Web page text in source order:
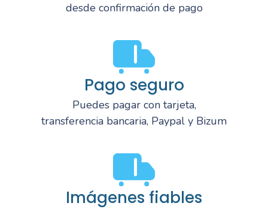
desde confirmación de pago
Pago seguro
Puedes pagar con tarjeta,
transferencia bancaria, Paypal y Bizum
Imágenes fiables